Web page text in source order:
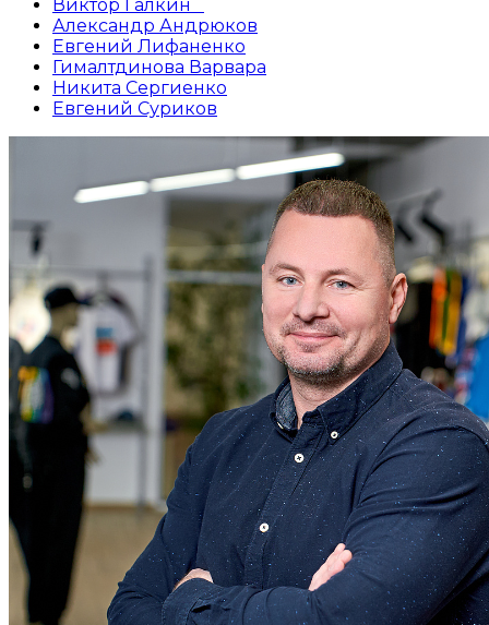
Виктор Галкин⠀
Александр Андрюков
Евгений Лифаненко
Гималтдинова Варвара
Никита Сергиенко
Евгений Суриков